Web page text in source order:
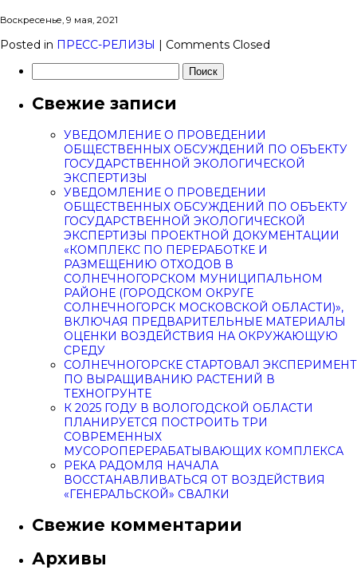
Воскресенье, 9 мая, 2021
Posted in ПРЕСС-РЕЛИЗЫ | Comments Closed
Свежие записи
УВЕДОМЛЕНИЕ О ПРОВЕДЕНИИ
ОБЩЕСТВЕННЫХ ОБСУЖДЕНИЙ ПО ОБЪЕКТУ
ГОСУДАРСТВЕННОЙ ЭКОЛОГИЧЕСКОЙ
ЭКСПЕРТИЗЫ
УВЕДОМЛЕНИЕ О ПРОВЕДЕНИИ
ОБЩЕСТВЕННЫХ ОБСУЖДЕНИЙ ПО ОБЪЕКТУ
ГОСУДАРСТВЕННОЙ ЭКОЛОГИЧЕСКОЙ
ЭКСПЕРТИЗЫ ПРОЕКТНОЙ ДОКУМЕНТАЦИИ
«КОМПЛЕКС ПО ПЕРЕРАБОТКЕ И
РАЗМЕЩЕНИЮ ОТХОДОВ В
СОЛНЕЧНОГОРСКОМ МУНИЦИПАЛЬНОМ
РАЙОНЕ (ГОРОДСКОМ ОКРУГЕ
СОЛНЕЧНОГОРСК МОСКОВСКОЙ ОБЛАСТИ)»,
ВКЛЮЧАЯ ПРЕДВАРИТЕЛЬНЫЕ МАТЕРИАЛЫ
ОЦЕНКИ ВОЗДЕЙСТВИЯ НА ОКРУЖАЮЩУЮ
СРЕДУ
СОЛНЕЧНОГОРСКЕ СТАРТОВАЛ ЭКСПЕРИМЕНТ
ПО ВЫРАЩИВАНИЮ РАСТЕНИЙ В
ТЕХНОГРУНТЕ
К 2025 ГОДУ В ВОЛОГОДСКОЙ ОБЛАСТИ
ПЛАНИРУЕТСЯ ПОСТРОИТЬ ТРИ
СОВРЕМЕННЫХ
МУСОРОПЕРЕРАБАТЫВАЮЩИХ КОМПЛЕКСА
РЕКА РАДОМЛЯ НАЧАЛА
ВОССТАНАВЛИВАТЬСЯ ОТ ВОЗДЕЙСТВИЯ
«ГЕНЕРАЛЬСКОЙ» СВАЛКИ
Свежие комментарии
Архивы